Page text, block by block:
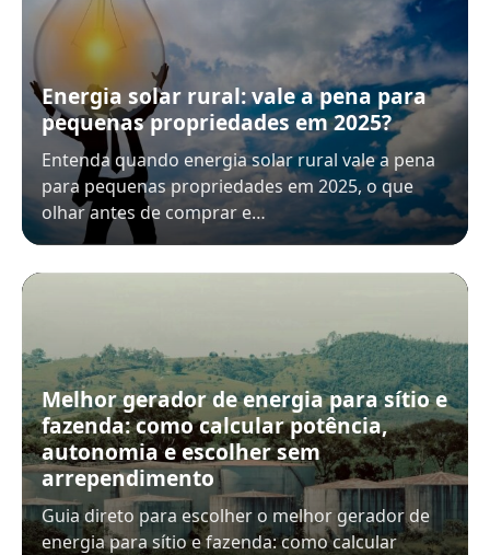
Energia solar rural: vale a pena para
pequenas propriedades em 2025?
Entenda quando energia solar rural vale a pena
para pequenas propriedades em 2025, o que
olhar antes de comprar e…
Melhor gerador de energia para sítio e
fazenda: como calcular potência,
autonomia e escolher sem
arrependimento
Guia direto para escolher o melhor gerador de
energia para sítio e fazenda: como calcular